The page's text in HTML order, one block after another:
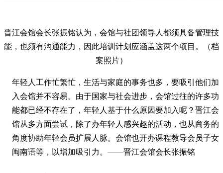
晋江会馆会长张振铭认为，会馆与社团领导人都须具备管理技
能，也须有沟通能力，因此培训计划应涵盖这两个项目。（档
案照片）
年轻人工作忙繁忙，生活与家庭的事务也多，要吸引他们加
入会馆并不容易。由于国家与社会进步，会馆过往的许多功
能都已经不存在了，年轻人基于什么原因要加入呢？晋江会
馆从多方面尝试，除了办年轻人感兴趣的活动，也从商务的
角度协助年轻会员扩展人脉。会馆也开办课程教导会员子女
闽南语等，以增加吸引力。——晋江会馆会长张振铭